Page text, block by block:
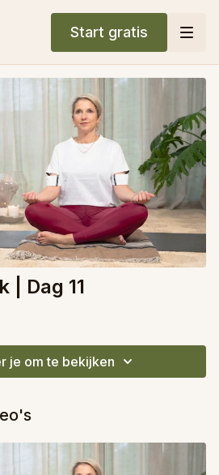
Start gratis
| Dag 11
je om te bekijken